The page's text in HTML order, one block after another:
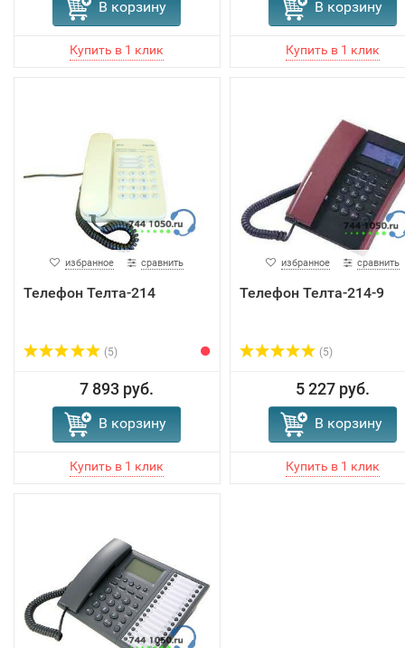
В корзину В корзину
избранное сравнить
Телефон Телта-214
(5)
7 893 руб.
В корзину
избранное сравнить
Телефон Телта-214-9
(5)
5 227 руб.
В корзину